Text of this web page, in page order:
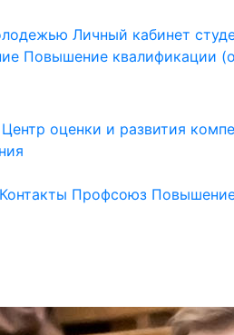
Личный кабинет
Повышение квалификации
Центр оценки и развития
Контакты Профсоюз